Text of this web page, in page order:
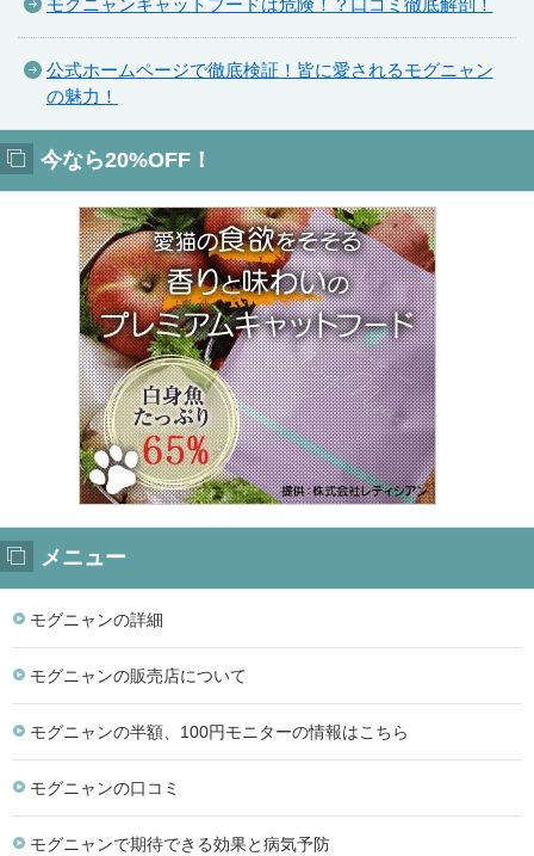
モグニャンキャットフードは危険！？口コミ徹底解剖！
公式ホームページで徹底検証！皆に愛されるモグニャン
の魅力！
今なら20%OFF！
メニュー
モグニャンの詳細
モグニャンの販売店について
モグニャンの半額、100円モニターの情報はこちら
モグニャンの口コミ
モグニャンで期待できる効果と病気予防